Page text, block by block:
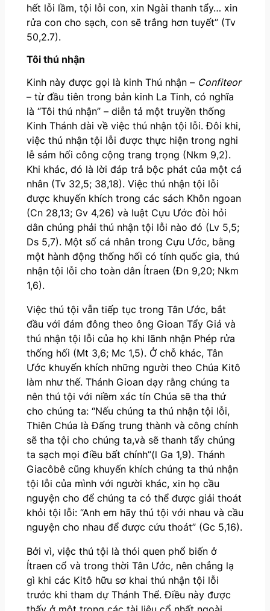
hết lỗi lầm, tội lỗi con, xin Ngài thanh tẩy… xin
rửa con cho sạch, con sẽ trắng hơn tuyết” (Tv
50,2.7).
Tôi thú nhận
Kinh này được gọi là kinh Thú nhận – Confiteor
– từ đầu tiên trong bản kinh La Tinh, có nghĩa
là “Tôi thú nhận” – diễn tả một truyền thống
Kinh Thánh dài về việc thú nhận tội lỗi. Đôi khi,
việc thú nhận tội lỗi được thực hiện trong nghi
lễ sám hối công cộng trang trọng (Nkm 9,2).
Khi khác, đó là lời đáp trả bộc phát của một cá
nhân (Tv 32,5; 38,18). Việc thú nhận tội lỗi
được khuyến khích trong các sách Khôn ngoan
(Cn 28,13; Gv 4,26) và luật Cựu Ước đòi hỏi
dân chúng phải thú nhận tội lỗi nào đó (Lv 5,5;
Ds 5,7). Một số cá nhân trong Cựu Ước, bằng
một hành động thống hối có tính quốc gia, thú
nhận tội lỗi cho toàn dân Ítraen (Đn 9,20; Nkm
1,6).
Việc thú tội vẫn tiếp tục trong Tân Ước, bắt
đầu với đám đông theo ông Gioan Tẩy Giả và
thú nhận tội lỗi của họ khi lãnh nhận Phép rửa
thống hối (Mt 3,6; Mc 1,5). Ở chỗ khác, Tân
Ước khuyến khích những người theo Chúa Kitô
làm như thế. Thánh Gioan dạy rằng chúng ta
nên thú tội với niềm xác tín Chúa sẽ tha thứ
cho chúng ta: “Nếu chúng ta thú nhận tội lỗi,
Thiên Chúa là Đấng trung thành và công chính
sẽ tha tội cho chúng ta,và sẽ thanh tẩy chúng
ta sạch mọi điều bất chính”(l Ga 1,9). Thánh
Giacôbê cũng khuyến khích chúng ta thú nhận
tội lỗi của mình với người khác, xin họ cầu
nguyện cho để chúng ta có thể được giải thoát
khỏi tội lỗi: “Anh em hãy thú tội với nhau và cầu
nguyện cho nhau để được cứu thoát” (Gc 5,16).
Bởi vì, việc thú tội là thói quen phổ biến ở
Ítraen cổ và trong thời Tân Ước, nên chẳng lạ
gì khi các Kitô hữu sơ khai thú nhận tội lỗi
trước khi tham dự Thánh Thể. Điều này được